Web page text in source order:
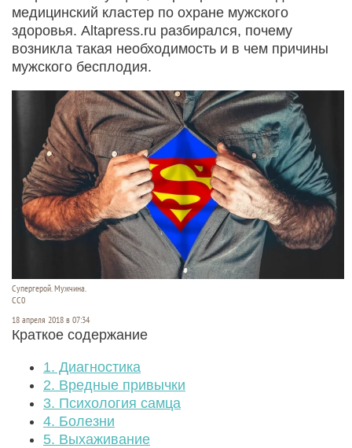
медицинский кластер по охране мужского
здоровья. Altapress.ru разбирался, почему
возникла такая необходимость и в чем причины
мужского бесплодия.
Супергерой. Мужчина.
СС0
18 апреля 2018 в 07:34
Краткое содержание
1. Диагностика
2. Вредные привычки
3. Психология самца
4. Болезни
5. Выхаживание